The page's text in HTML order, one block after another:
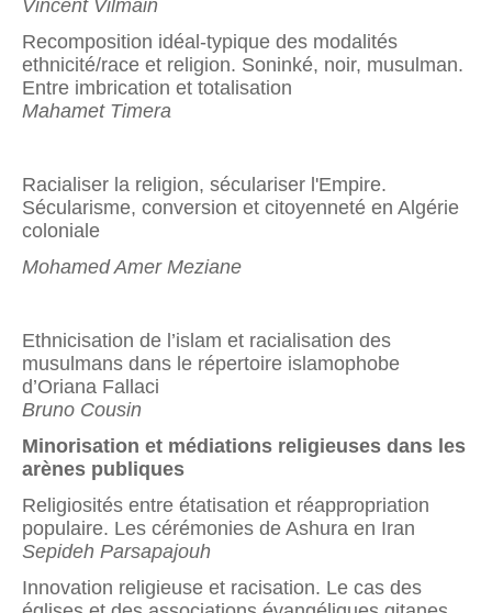
Vincent Vilmain
Recomposition idéal-typique des modalités
ethnicité/race et religion. Soninké, noir, musulman.
Entre imbrication et totalisation
Mahamet Timera
Racialiser la religion, séculariser l'Empire.
Sécularisme, conver­sion et citoyenneté en Algérie
coloniale
Mohamed Amer Meziane
Ethnicisation de l’islam et racialisation des
musulmans dans le répertoire islamophobe
d’Oriana Fallaci
Bruno Cousin
Minorisation et médiations religieuses dans les
arènes publiques
Religiosités entre étatisation et réappropriation
populaire. Les cérémonies de Ashura en Iran
Sepideh Parsapajouh
Innovation religieuse et racisation. Le cas des